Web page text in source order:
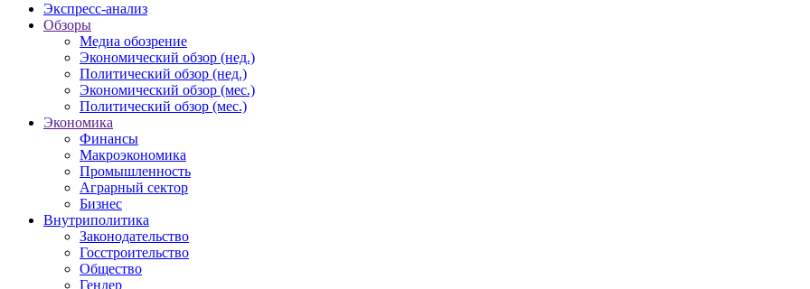
Экспресс-анализ
Обзоры
Медиа обозрение
Экономический обзор (нед.)
Политический обзор (нед.)
Экономический обзор (мес.)
Политический обзор (мес.)
Экономика
Финансы
Макроэкономика
Промышленность
Аграрный сектор
Бизнес
Внутриполитика
Законодательство
Госстроительство
Общество
Гендер